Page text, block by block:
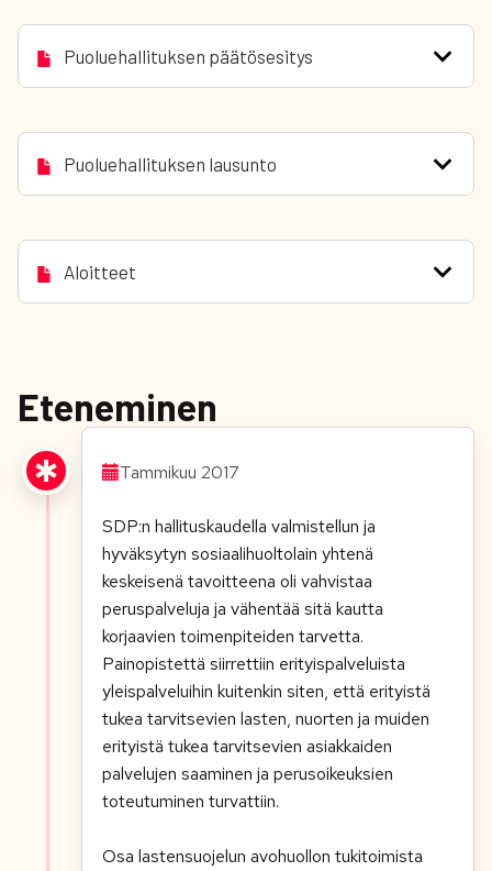
Puoluehallituksen päätösesitys
Puoluehallituksen lausunto
Aloitteet
Eteneminen
Tammikuu 2017
SDP:n hallituskaudella valmistellun ja
hyväksytyn sosiaalihuoltolain yhtenä
keskeisenä tavoitteena oli vahvistaa
peruspalveluja ja vähentää sitä kautta
korjaavien toimenpiteiden tarvetta.
Painopistettä siirrettiin erityispalveluista
yleispalveluihin kuitenkin siten, että erityistä
tukea tarvitsevien lasten, nuorten ja muiden
erityistä tukea tarvitsevien asiakkaiden
palvelujen saaminen ja perusoikeuksien
toteutuminen turvattiin.
Osa lastensuojelun avohuollon tukitoimista